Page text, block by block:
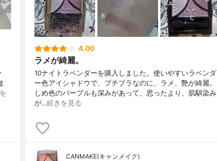
4.00
ラメが綺麗。
10ナイトラベンダーを購入しました。使いやすいラベンダ
ー色アイシャドウで、プチプラなのに、ラメ、艶が綺麗。
しめ色のパープルも深みがあって、思ったより、肌馴染み
が…続きを見る
CANMAKE(キャンメイク)